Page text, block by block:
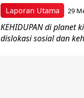
Laporan Utama 29
KEHIDUPAN di planet
dislokasi sosial dan